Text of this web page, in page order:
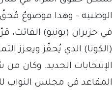
الوطنية – وهذا موضوعٌ
في حزيران (يونيو) الفائت،
(الكوتا) الذي يُحفّز ويعزز
المقاعد في مجلس النواب